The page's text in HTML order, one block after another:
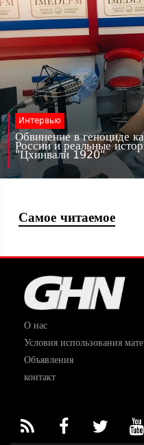
Интервью
Обвинение в геноциде
России и реальные
"Цхинвали 1920"
Самое читаемое
О нас
Условия использования
Объявления
контакт